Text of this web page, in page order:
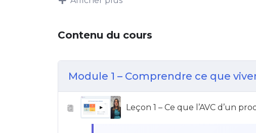
Contenu du cours
Module 1 – Comprendre ce que
▶ Leçon 1 – Ce que l’AVC d’un